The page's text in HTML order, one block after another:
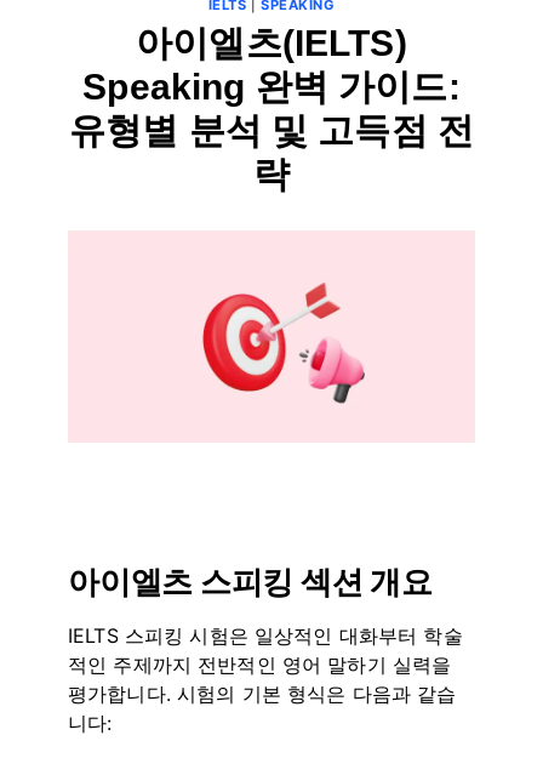
IELTS SPEAKING
아이엘츠(IELTS)
Speaking 완벽 가이드:
유형별 분석 및 고득점 전
략
글
라
이
더
아이엘츠 스피킹 섹션 개요
IELTS 스피킹 시험은 일상적인 대화부터 학술
적인 주제까지 전반적인 영어 말하기 실력을
평가합니다. 시험의 기본 형식은 다음과 같습
니다: